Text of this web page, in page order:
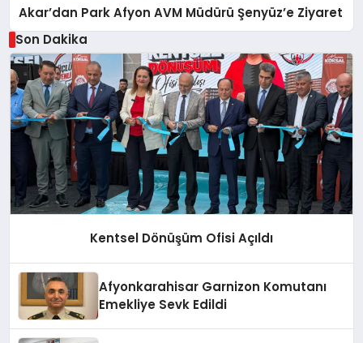
Akar’dan Park Afyon AVM Müdürü Şenyüz’e Ziyaret
Son Dakika
Kentsel Dönüşüm Ofisi Açıldı
Afyonkarahisar Garnizon Komutanı
Emekliye Sevk Edildi